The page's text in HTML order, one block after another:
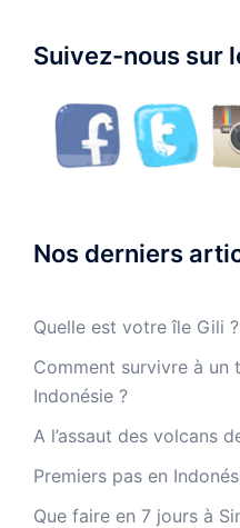
Suivez-nous sur
Nos derniers
Quelle est votre île Gili ?
Comment survivre à un
Indonésie ?
A l’assaut des volcans
Premiers pas en
Que faire en 7 jours à